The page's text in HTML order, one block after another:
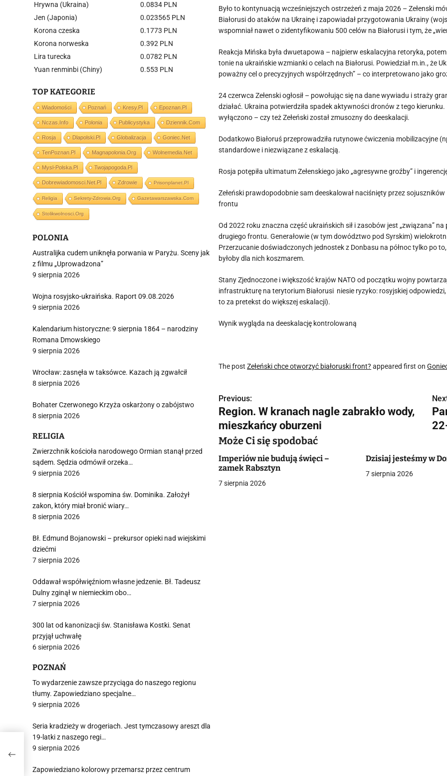
Było to kontynuacją wcześniejszych ostrzeżeń z maja 2026 – Zełenski
Białorusi do ataków na Ukrainę i zapowiadał przygotowania Ukrainy
wspomniał nawet o zidentyfikowaniu 500 celów na Białorusi i tym, że
Reakcja Mińska była dwuetapowa – najpierw eskalacyjna retoryka,
tonie na ukraińskie wzmianki o celach na Białorusi. Powiedział m.in., że
poważny cel o precyzyjnych współrzędnych” – co interpretowano jako
24 czerwca Zełenski ogłosił – powołując się na dane wywiadu i straży
działać. Ukraina potwierdziła spadek aktywności dronów z tego
wyłączono – czy też Zełeński został zmusozny do deeskalacji.
Dodatkowo Białoruś przeprowadziła rutynowe ćwiczenia mobilizacyjne
standardowe i niezwiązane z eskalacją.
Rosja potępiła ultimatum Zełenskiego jako „agresywne groźby” i
Zełeński prawdopodobnie sam deeskalował naciśnięty przez
frontu
Od 2022 roku znaczna część ukraińskich sił i zasobów jest „związana”
drugiego frontu. Generałowie (w tym dowództwo pod Syrskim)
Przerzucanie doświadczonych jednostek z Donbasu na północ tylko po
byłoby dla nich koszmarem.
Stany Zjednoczone i większość krajów NATO od początku wojny
infrastrukturę na terytorium Białorusi niesie ryzyko: rosyjskiej
to za pretekst do większej eskalacji).
Wynik wygląda na deeskalację kontrolowaną
The postZełeński chce otworzyć białoruski front? appeared first on
N
a
w
i
g
Previous:
Region. W kranach nagle zabrakło wody,
mieszkańcy oburzeni
Może Ci się spodobać
Imperiów nie budują święci –
zamek Rabsztyn
7 sierpnia 2026
Dzisiaj jesteśmy w
7 sierpnia 2026
Hrywna (Ukraina)
0.0834 PLN
Jen (Japonia)
0.023565 PLN
Korona czeska
0.1773 PLN
Korona norweska
0.392 PLN
Lira turecka
0.0782 PLN
Yuan renminbi (Chiny)
0.553 PLN
TOP KATEGORIE
Wiadomości Poznań Kresy.pl Epoznan.pl
Nczas.info Polonia Publicystyka Dziennik.com
Rosja Dlapolski.pl Globalizacja Goniec.net
TenPoznan.pl Magnapolonia.org Wolnemedia.net
Mysl-Polska.pl Twojapogoda.pl
Dobrewiadomosci.net.pl Zdrowie Prisonplanet.pl
Religia Sekrety-Zdrowia.org Gazetawarszawska.com
Stolikwolnosci.org
POLONIA
Australijka cudem uniknęła porwania w Paryżu. Sceny jak
z filmu „Uprowadzona”
9 sierpnia 2026
Wojna rosyjsko-ukraińska. Raport 09.08.2026
9 sierpnia 2026
Kalendarium historyczne: 9 sierpnia 1864 – narodziny
Romana Dmowskiego
9 sierpnia 2026
Wrocław: zasnęła w taksówce. Kazach ją zgwałcił
8 sierpnia 2026
Bohater Czerwonego Krzyża oskarżony o zabójstwo
8 sierpnia 2026
RELIGIA
Zwierzchnik kościoła narodowego Ormian stanął przed
sądem. Sędzia odmówił orzeka…
9 sierpnia 2026
8 sierpnia Kościół wspomina św. Dominika. Założył
zakon, który miał bronić wiary…
8 sierpnia 2026
Bł. Edmund Bojanowski – prekursor opieki nad wiejskimi
dziećmi
7 sierpnia 2026
Oddawał współwięźniom własne jedzenie. Bł. Tadeusz
Dulny zginął w niemieckim obo…
7 sierpnia 2026
300 lat od kanonizacji św. Stanisława Kostki. Senat
przyjął uchwałę
6 sierpnia 2026
POZNAŃ
To wydarzenie zawsze przyciąga do naszego regionu
tłumy. Zapowiedziano specjalne…
9 sierpnia 2026
Seria kradzieży w drogeriach. Jest tymczasowy areszt dla
19-latki z naszego regi…
9 sierpnia 2026
Zapowiedziano kolorowy przemarsz przez centrum